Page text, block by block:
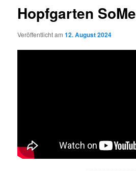
Hopfgarten SoMe
Veröffentlicht am12. August 2024